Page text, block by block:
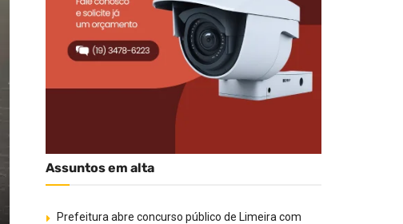
Assuntos em alta
Prefeitura abre concurso público de Limeira com